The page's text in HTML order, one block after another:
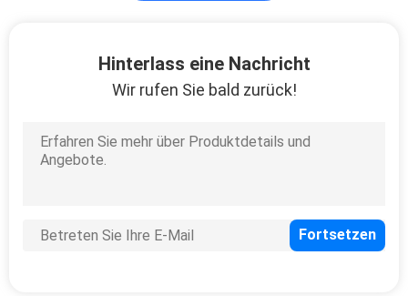
FTTH-Router-
Modem
Hinterlass eine Nachricht
Wir rufen Sie bald zurück!